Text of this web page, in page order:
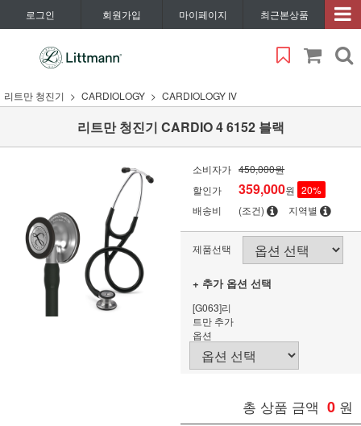
로그인 회원가입 마이페이지 최근본상품
리트만 청진기 CARDIOLOGY CARDIOLOGY IV
리트만 청진기 CARDIO 4 6152 블랙
소비자가 450,000원
할인가
359,000원 20%
배송비
(조건) 지역별
제품선택
+ 추가 옵션 선택
[G063]리
트만 추가
옵션
총 상품 금액 0 원